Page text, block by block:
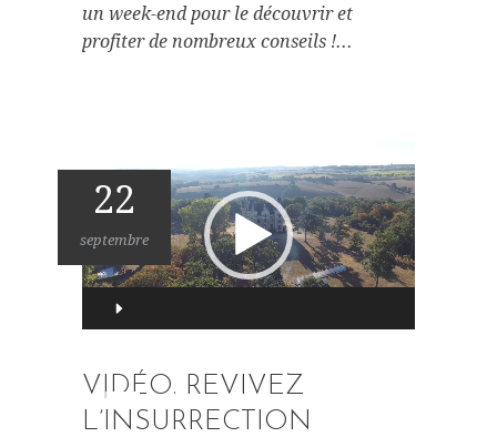
un week-end pour le découvrir et
profiter de nombreux conseils !...
22
septembre
VIDÉO. REVIVEZ
L’INSURRECTION